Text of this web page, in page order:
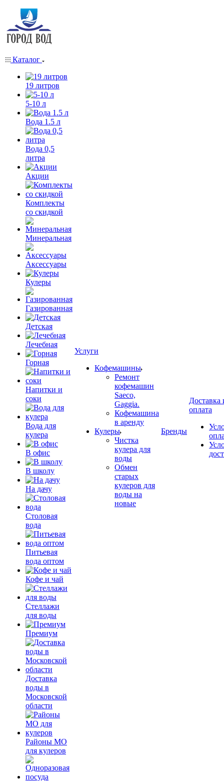
Каталог
19 литров
5-10 л
Вода 1.5 л
Вода 0,5
литра
Акции
Комплекты
со скидкой
Минеральная
Аксессуары
Кулеры
Газированная
Детская
Лечебная
Горная
Напитки и
соки
Вода для
кулера
В офис
В школу
На дачу
Столовая
вода
Питьевая
вода оптом
Кофе и чай
Стеллажи
для воды
Премиум
Доставка
воды в
Московской
области
Районы МО
для кулеров
Услуги
Кофемашины
Ремонт
кофемашин
Saeco,
Gaggia.
Кофемашина
в аренду
Кулеры
Чистка
кулера для
воды
Обмен
старых
кулеров для
воды на
новые
Бренды
Доставка
оплата